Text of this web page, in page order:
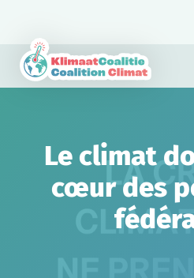
Le climat
cœur des